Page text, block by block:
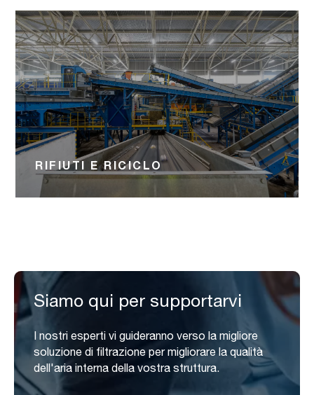
RIFIUTI E RICICLO
Siamo qui per supportarvi
I nostri esperti vi guideranno verso la migliore
soluzione di filtrazione per migliorare la qualità
dell'aria interna della vostra struttura.